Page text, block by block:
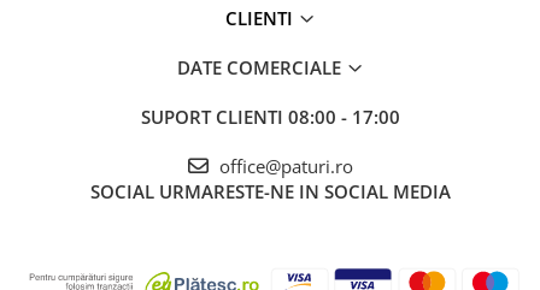
CLIENTI
DATE COMERCIALE
SUPORT CLIENTI 08:00 - 17:00
office@paturi.ro
SOCIAL URMARESTE-NE IN SOCIAL MEDIA